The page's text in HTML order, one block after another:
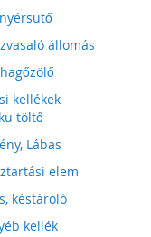
állomás
kellékek
töltő
Lábas
elem
késtároló
kellék